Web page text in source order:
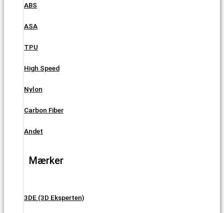
ABS
ASA
TPU
High Speed
Nylon
Carbon Fiber
Andet
Mærker
3DE (3D Eksperten)